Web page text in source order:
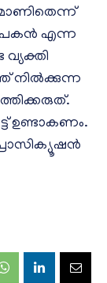
എന്ന
നിൽക്കുന്ന
ഉണ്ടാകണം.